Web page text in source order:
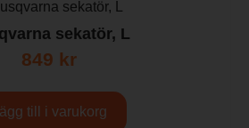
sekatör, L
849 kr
till i varukorg